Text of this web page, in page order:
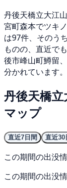
丹後天橋立大江
宮町森本でツキ
は97件、そのう
ものの、直近で
後市峰山町鱒留
分かれています
丹後天橋
マップ
直近7日間 直近30
この期間の出没
この期間の出没